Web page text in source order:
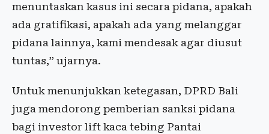
menuntaskan kasus ini secara pidana, apakah
ada gratifikasi, apakah ada yang melanggar
pidana lainnya, kami mendesak agar diusut
tuntas,” ujarnya.
Untuk menunjukkan ketegasan, DPRD Bali
juga mendorong pemberian sanksi pidana
bagi investor lift kaca tebing Pantai